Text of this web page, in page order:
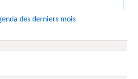
des derniers mois